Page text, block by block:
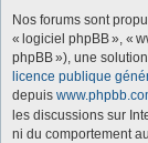
Nos forums sont
« logiciel phpBB », «
phpBB »), une
licence publique
depuis
les discussions sur
ni du comportement